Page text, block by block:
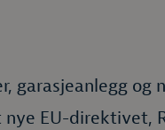
garasjeanlegg
EU-direktivet,